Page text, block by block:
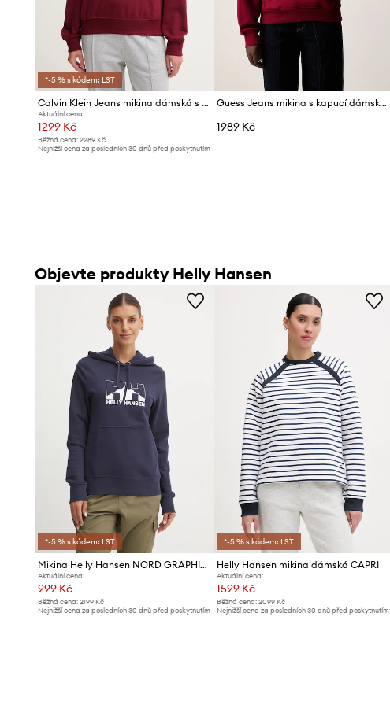
*-5 % s kódem: LST
Calvin Klein Jeans mikina dámská s bavlnou
Aktuální cena:
1299 Kč
Běžná cena: 2289 Kč
Nejnižší cena za posledních 30 dnů před poskytnutím
Guess Jeans mikina s kapucí dámská s bavlnou
1989 Kč
Objevte produkty Helly Hansen
*-5 % s kódem: LST
Mikina Helly Hansen NORD GRAPHIC
Aktuální cena:
999 Kč
Běžná cena: 2199 Kč
Nejnižší cena za posledních 30 dnů před poskytnutím
*-5 % s kódem: LST
Helly Hansen mikina dámská CAPRI
Aktuální cena:
1599 Kč
Běžná cena:2099 Kč
Nejnižší cena za posledních 30 dnů před poskytnutím